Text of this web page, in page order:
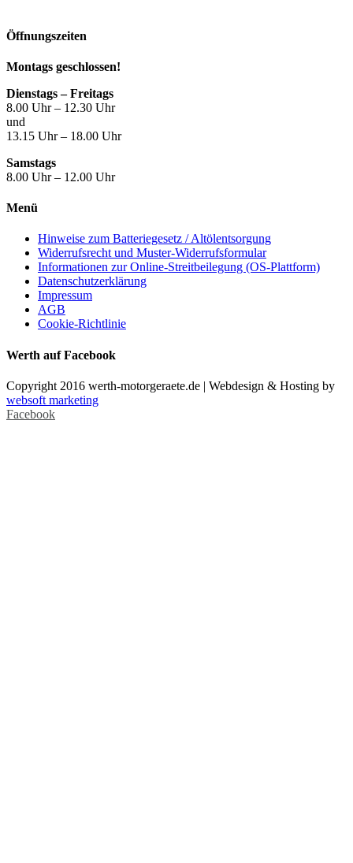
Öffnungszeiten
Montags geschlossen!
Dienstags – Freitags
8.00 Uhr – 12.30 Uhr
und
13.15 Uhr – 18.00 Uhr
Samstags
8.00 Uhr – 12.00 Uhr
Menü
Hinweise zum Batteriegesetz / Altölentsorgung
Widerrufsrecht und Muster-Widerrufsformular
Informationen zur Online-Streitbeilegung (OS-Plattform)
Datenschutzerklärung
Impressum
AGB
Cookie-Richtlinie
Werth auf Facebook
Copyright 2016 werth-motorgeraete.de | Webdesign & Hosting by
websoft marketing
Facebook